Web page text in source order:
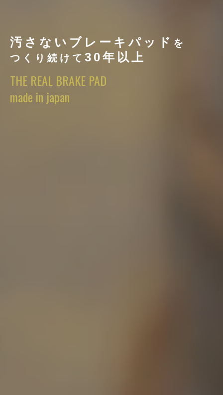
汚さないブレーキパッド を
つくり続けて 30年以上
THE REAL BRAKE PAD
made in japan
汚さないブレーキパッド を
つくり続けて 30年以上
THE REAL BRAKE PAD
made in japan
汚さないブレーキパッド を
つくり続けて 30年以上
THE REAL BRAKE PAD
made in japan